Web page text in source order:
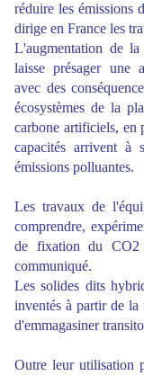
réduire les émissions
dirige en France les
L'augmentation de
laisse présager une
avec des
écosystèmes de la
carbone artificiels, en
capacités arrivent à
émissions polluantes.
Les travaux de
comprendre,
de fixation du
communiqué.
Les solides dits
inventés à partir de la
d'emmagasiner
Outre leur utilisation